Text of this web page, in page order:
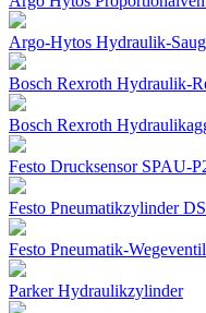
Argo-Hytos Hydraulik-
Bosch Rexroth Hydraulik-
Bosch Rexroth
Festo Drucksensor SPAU-
Festo Pneumatikzylinder
Festo Pneumatik-
Parker Hydraulikzylinder